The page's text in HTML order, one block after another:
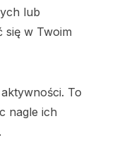
lub
się w Twoim
To
nagle ich